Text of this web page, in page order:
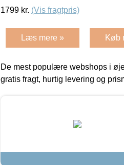
1799 kr. (Vis fragtpris)
Læs mere » Køb
De mest populære webshops i
gratis fragt, hurtig levering og